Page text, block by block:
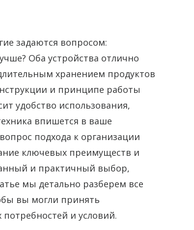
задаются вопросом:
Оба устройства отлично
хранением продуктов
и принципе работы
удобство использования,
впишется в ваше
подхода к организации
ключевых преимуществ и
и практичный выбор,
мы детально разберем все
вы могли принять
и условий.